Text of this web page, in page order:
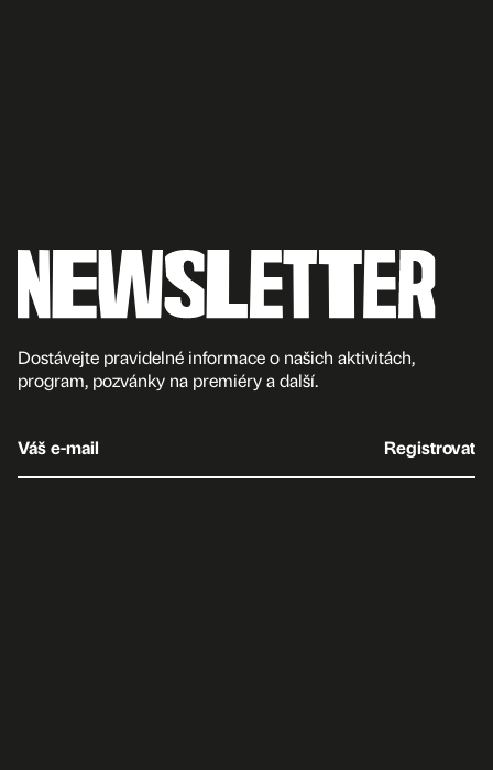
Dostávejte pravidelné informace o našich aktivitách,
program, pozvánky na premiéry a další.
Váš e-mail Registrovat